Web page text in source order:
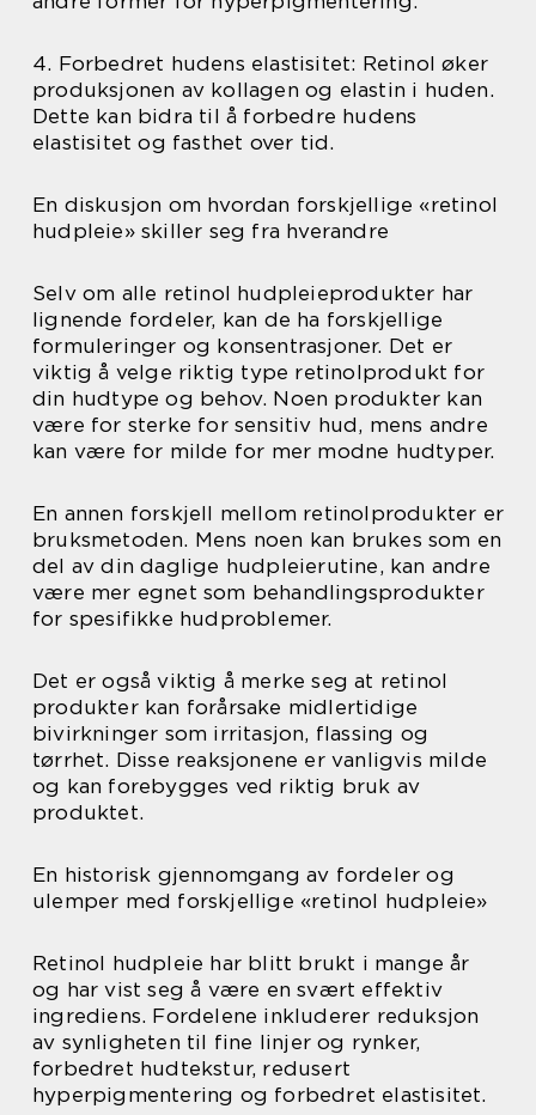
4. Forbedret hudens elastisitet: Retinol øker
produksjonen av kollagen og elastin i huden.
Dette kan bidra til å forbedre hudens
elastisitet og fasthet over tid.
En diskusjon om hvordan forskjellige «retinol
hudpleie» skiller seg fra hverandre
Selv om alle retinol hudpleieprodukter har
lignende fordeler, kan de ha forskjellige
formuleringer og konsentrasjoner. Det er
viktig å velge riktig type retinolprodukt for
din hudtype og behov. Noen produkter kan
være for sterke for sensitiv hud, mens andre
kan være for milde for mer modne hudtyper.
En annen forskjell mellom retinolprodukter er
bruksmetoden. Mens noen kan brukes som en
del av din daglige hudpleierutine, kan andre
være mer egnet som behandlingsprodukter
for spesifikke hudproblemer.
Det er også viktig å merke seg at retinol
produkter kan forårsake midlertidige
bivirkninger som irritasjon, flassing og
tørrhet. Disse reaksjonene er vanligvis milde
og kan forebygges ved riktig bruk av
produktet.
En historisk gjennomgang av fordeler og
ulemper med forskjellige «retinol hudpleie»
Retinol hudpleie har blitt brukt i mange år
og har vist seg å være en svært effektiv
ingrediens. Fordelene inkluderer reduksjon
av synligheten til fine linjer og rynker,
forbedret hudtekstur, redusert
hyperpigmentering og forbedret elastisitet.